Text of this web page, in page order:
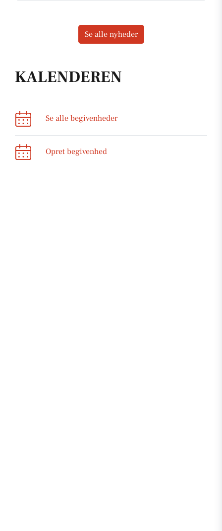
KALENDEREN
Se alle begivenheder
Opret begivenhed
Se alle nyheder